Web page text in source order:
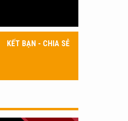
KẾT BẠN - CHIA SẺ